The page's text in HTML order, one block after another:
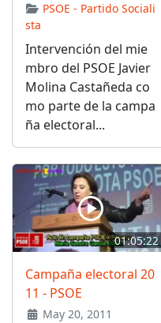
PSOE - Partido Sociali
sta
Intervención del mie
mbro del PSOE Javier
Molina Castañeda co
mo parte de la campa
ña electoral...
01:05:22
Campaña electoral 20
11 - PSOE
May 20, 2011